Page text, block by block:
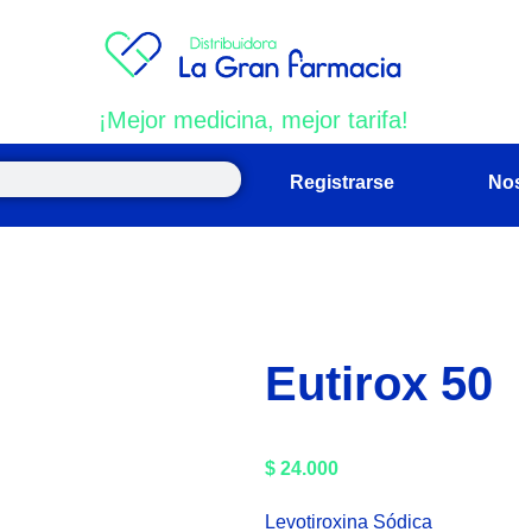
¡Mejor medicina, mejor tarifa!
Registrarse
Eutirox 50
$ 24.000
Levotiroxina Sódica